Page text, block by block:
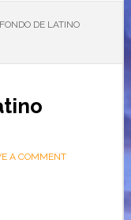
DE LATINO
A COMMENT